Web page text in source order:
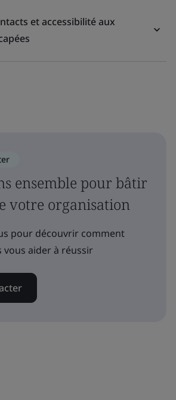
et accessibilité aux
ensemble pour bâtir
votre organisation
pour découvrir comment
vous aider à réussir